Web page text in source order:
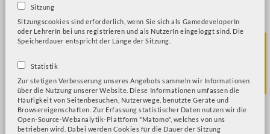
Error
message
Bitte beachten Sie unsere Frage zu Cookies!
Games und
Konzepte
Sitzung
Sitzungscookies sind erforderlich, wenn Sie sich als GamedeveloperIn
oder LehrerIn bei uns registrieren und als NutzerIn eingeloggt sind. Die
Speicherdauer entspricht der Länge der Sitzung.
Statistik
Zur stetigen Verbesserung unseres Angebots sammeln wir Informationen
über die Nutzung unserer Website. Diese Informationen umfassen die
Häufigkeit von Seitenbesuchen, Nutzerwege, benutzte Geräte und
Browsereigenschaften. Zur Erfassung statistischer Daten nutzen wir die
Open-Source-Webanalytik-Plattform "Matomo", welches von uns
betrieben wird. Dabei werden Cookies für die Dauer der Sitzung
Titel und Beschreibung durchsuchen